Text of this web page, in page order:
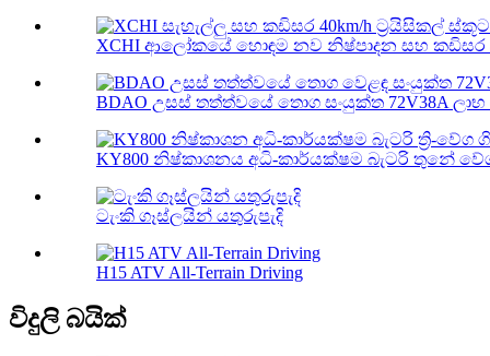
XCHI ආලෝකයේ හොඳම නව නිෂ්පාදන සහ කඩිසර
BDAO උසස් තත්ත්වයේ තොග සංයුක්ත 72V38A ලාභ
KY800 නිෂ්කාශනය අධි-කාර්යක්ෂම බැටරි තුනේ
ටැංකි ගෑස්ලයින් යතුරුපැදි
H15 ATV All-Terrain Driving
විදුලි බයික්